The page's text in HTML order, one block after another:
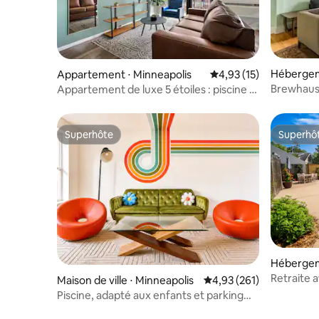
Appartement ⋅ Minneapolis Évaluation moyenne
4,93 (15)
Appartement de luxe 5 étoiles : piscine •
Superhôte
Superhôte
Maison de ville ⋅ Minneapolis Évaluation moyenne
4,93 (261)
Piscine, adapté aux enfants et parking
Retraite